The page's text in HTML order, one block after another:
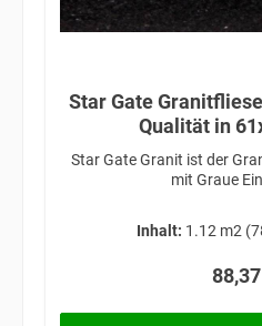
Star Gate
Qualität in
Star Gate Granit ist der
mit Graue
Inhalt: 1.12 m2